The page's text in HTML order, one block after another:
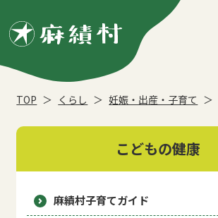
TOP くらし 妊娠・出産・子育て
こどもの健康
麻績村子育てガイド